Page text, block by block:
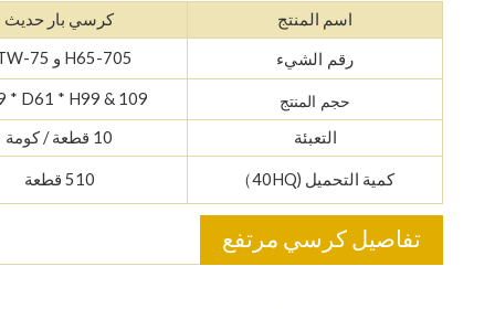
اسم المنتج كرسي بار حديث
رقم الشيء 705-H65 و 75-STW
حجم المنتج * D61 * H99 & 109
التعبئة 10 قطعة / كومة
كمية التحميل (40HQ） 510 قطعة
تفاصيل كرسي مرتفع